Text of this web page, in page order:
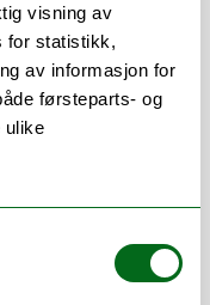
visning av
for statistikk,
av informasjon for
førsteparts- og
ulike